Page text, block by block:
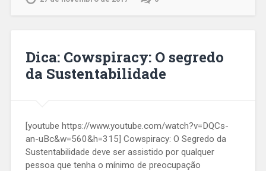
Dica: Cowspiracy: O segredo
da Sustentabilidade
[youtube https://www.youtube.com/watch?v=DQCs-
an-uBc&w=560&h=315] Cowspiracy: O Segredo da
Sustentabilidade deve ser assistido por qualquer
pessoa que tenha o mínimo de preocupação